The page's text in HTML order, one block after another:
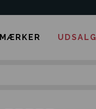
MÆRKER UDSALG